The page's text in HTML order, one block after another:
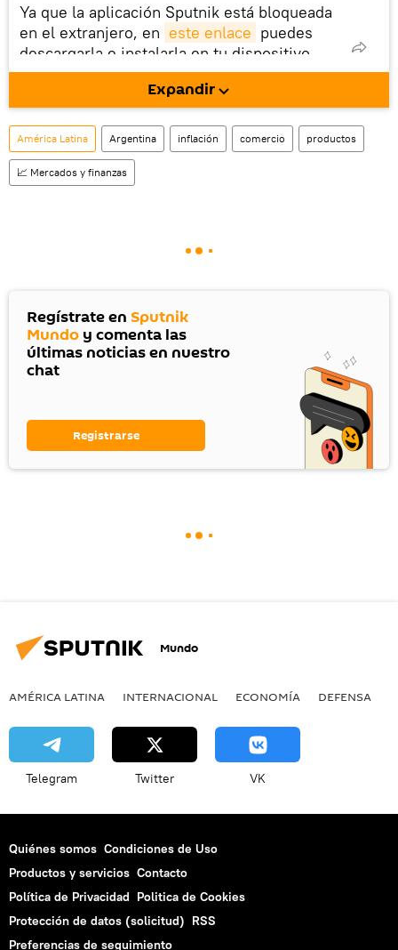
Ya que la aplicación Sputnik está bloqueada
en el extranjero, en este enlace puedes
descargarla e instalarla en tu dispositivo
móvil (¡solo para Android!).
También tenemos una cuenta en la red
social rusa VK .
Expandir
América Latina Argentina inflación comercio productos
📈 Mercados y finanzas
Regístrate en Sputnik
Mundo y comenta las
últimas noticias en nuestro
chat
Registrarse
Mundo
AMÉRICA LATINA INTERNACIONAL ECONOMÍA DEFENSA
Telegram Twitter VK
Quiénes somos Condiciones de Uso
Productos y servicios Contacto
Política de Privacidad Politica de Cookies
Protección de datos (solicitud) RSS
Preferencias de seguimiento